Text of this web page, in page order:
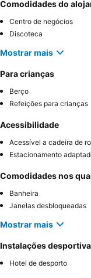
Comodidades do
Centro de negócios
Discoteca
Mostrar mais
Para crianças
Berço
Refeições para crianças
Acessibilidade
Acessível a cadeira de
Estacionamento
Comodidades nos
Banheira
Janelas desbloqueadas
Mostrar mais
Instalações
Hotel de desporto